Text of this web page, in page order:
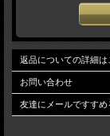
返品についての詳細は
お問い合わせ
友達にメールですすめ